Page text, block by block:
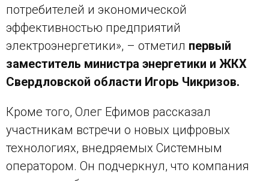
потребителей и экономической
эффективностью предприятий
электроэнергетики», – отметил первый
заместитель министра энергетики и ЖКХ
Свердловской области Игорь Чикризов.
Кроме того, Олег Ефимов рассказал
участникам встречи о новых цифровых
технологиях, внедряемых Системным
оператором. Он подчеркнул, что компания